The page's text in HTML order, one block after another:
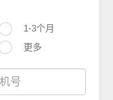
1-3个月
更多